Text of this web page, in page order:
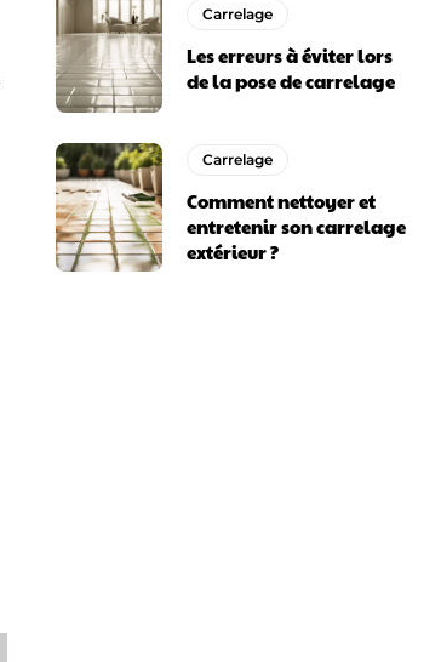
Carrelage
Les erreurs à éviter lors
de la pose de carrelage
Carrelage
Comment nettoyer et
entretenir son carrelage
extérieur ?